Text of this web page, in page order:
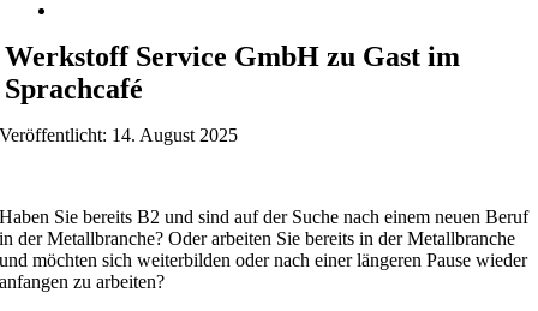
Werkstoff Service GmbH zu Gast im
Sprachcafé
Veröffentlicht: 14. August 2025
Haben Sie bereits B2 und sind auf der Suche nach einem neuen Beruf
in der Metallbranche? Oder arbeiten Sie bereits in der Metallbranche
und möchten sich weiterbilden oder nach einer längeren Pause wieder
anfangen zu arbeiten?